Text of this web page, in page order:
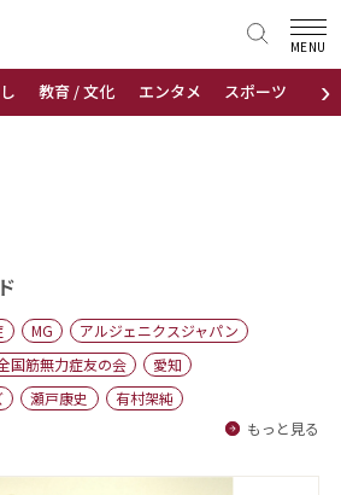
›
教育 / 文化 エンタメ スポーツ 地域
MENU
MG
アルジェニクスジャパン
国筋無力症友の会
愛知
瀬戸康史
有村架純
もっと見る